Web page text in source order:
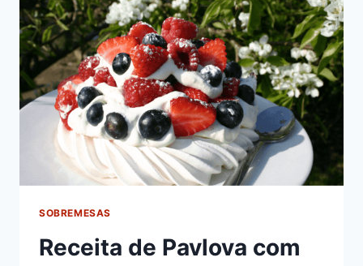
SOBREMESAS
Receita de Pavlova com